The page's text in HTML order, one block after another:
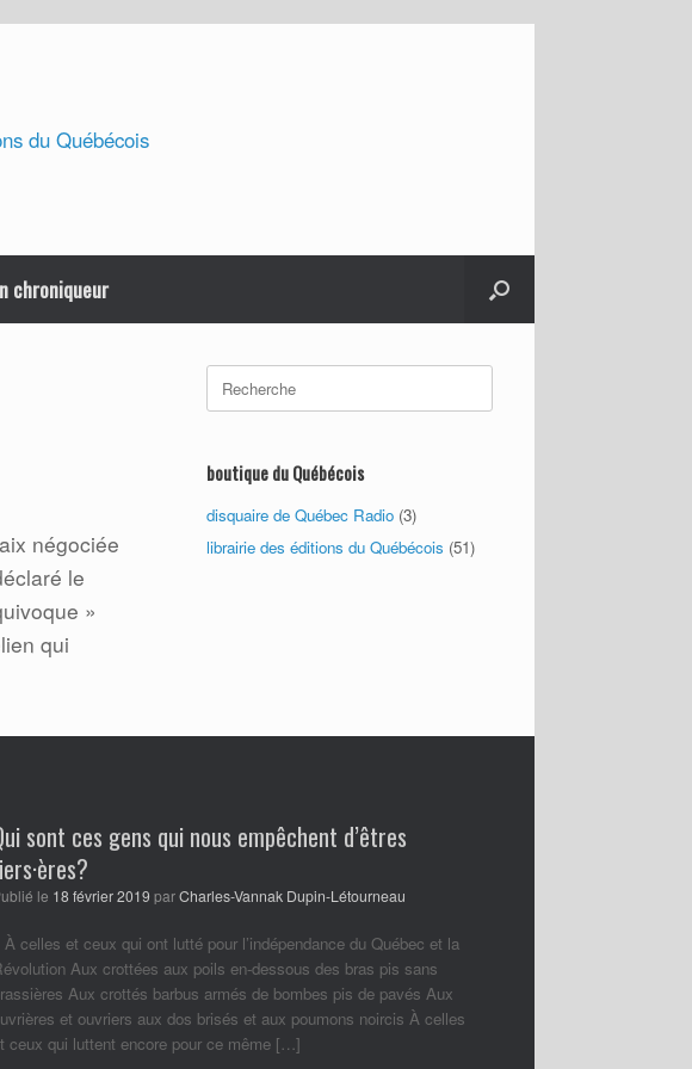
chroniqueur
négociée
le
»
qui
Search
for:
boutique du Québécois
disquaire de Québec Radio (3)
librairie des éditions du Québécois (51)
sont ces gens qui nous empêchent d’êtres
Publié le 18 février 2019 parCharles-Vannak Dupin-Létourneau
À celles et ceux qui ont lutté pour l’indépendance du Québec et la
Aux crottées aux poils en-dessous des bras pis sans
Aux crottés barbus armés de bombes pis de pavés Aux
et ouvriers aux dos brisés et aux poumons noircis À celles
ceux qui luttent encore pour ce même […]